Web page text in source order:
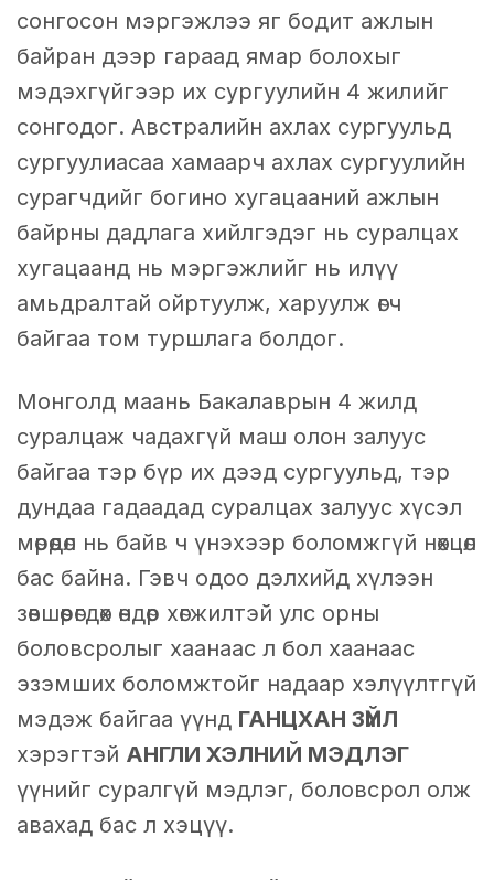
сонгосон мэргэжлээ яг бодит ажлын
байран дээр гараад ямар болохыг
мэдэхгүйгээр их сургуулийн 4 жилийг
сонгодог. Австралийн ахлах сургуульд
сургуулиасаа хамаарч ахлах сургуулийн
сурагчдийг богино хугацааний ажлын
байрны дадлага хийлгэдэг нь суралцах
хугацаанд нь мэргэжлийг нь илүү
амьдралтай ойртуулж, харуулж өгч
байгаа том туршлага болдог.
Монголд маань Бакалаврын 4 жилд
суралцаж чадахгүй маш олон залуус
байгаа тэр бүр их дээд сургуульд, тэр
дундаа гадаадад суралцах залуус хүсэл
мөрөөдөл нь байв ч үнэхээр боломжгүй нөхцөл
бас байна. Гэвч одоо дэлхийд хүлээн
зөвшөөрөгдөх өндөр хөгжилтэй улс орны
боловсролыг хаанаас л бол хаанаас
эзэмших боломжтойг надаар хэлүүлтгүй
мэдэж байгаа үүнд ГАНЦХАН ЗҮЙЛ
хэрэгтэй АНГЛИ ХЭЛНИЙ МЭДЛЭГ
үүнийг суралгүй мэдлэг, боловсрол олж
авахад бас л хэцүү.